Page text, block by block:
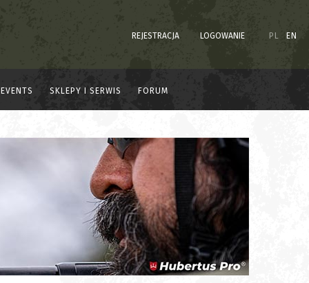
REJESTRACJA LOGOWANIE PL EN
EVENTS SKLEPY I SERWIS FORUM